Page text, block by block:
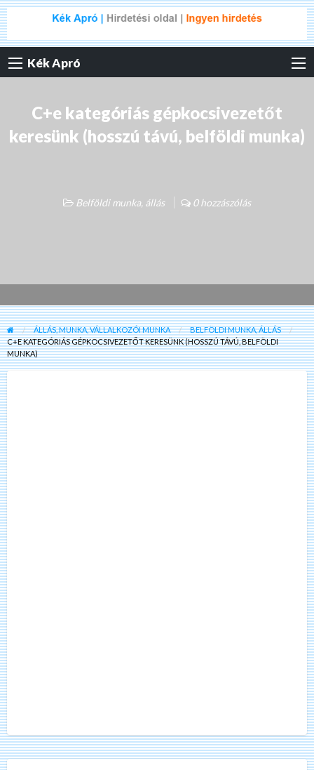
Kék Apró
C+e kategóriás gépkocsivezetőt
keresünk (hosszú távú, belföldi munka)
Belföldi munka, állás 0 hozzászólás
ÁLLÁS, MUNKA, VÁLLALKOZÓI MUNKA
BELFÖLDI MUNKA, ÁLLÁS
C+E KATEGÓRIÁS GÉPKOCSIVEZETŐT KERESÜNK (HOSSZÚ TÁVÚ, BELFÖLDI
MUNKA)